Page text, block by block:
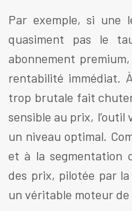
Par exemple, si une
quasiment pas le
abonnement
rentabilité immédiat.
trop brutale fait
sensible au prix,
un niveau optimal.
et à la segmentation
des prix, pilotée par
un véritable moteur